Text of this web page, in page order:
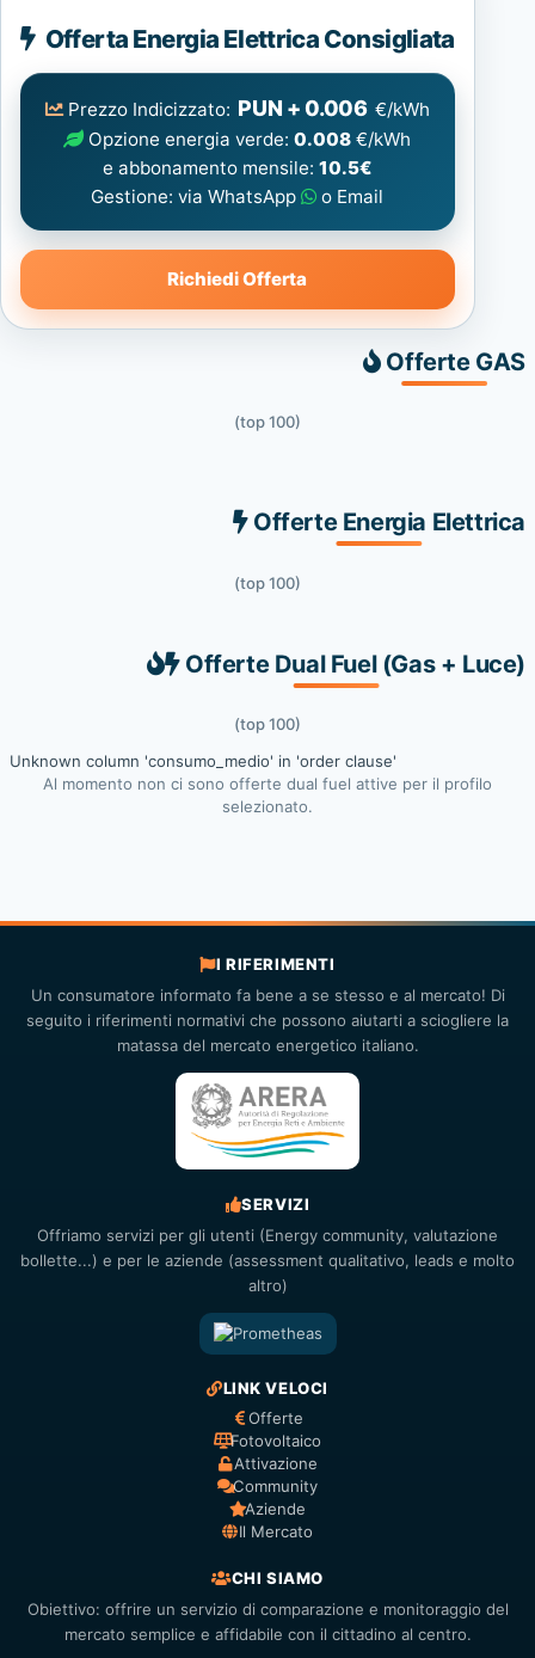
Energia
Elettrica
consigliata
Offerta Energia Elettrica Consigliata
Prezzo Indicizzato: PUN + 0.006 €/kWh
Opzione energia verde:0.008 €/kWh
e abbonamento mensile: 10.5€
Gestione: via WhatsApp
o Email
Richiedi Offerta
Offerte GAS
(top 100)
Offerte Energia Elettrica
(top 100)
Offerte Dual Fuel (Gas + Luce)
(top 100)
Unknown column 'consumo_medio' in 'order clause'
Al momento non ci sono offerte dual fuel attive per il profilo
selezionato.
I RIFERIMENTI
Un consumatore informato fa bene a se stesso e al mercato! Di
seguito i riferimenti normativi che possono aiutarti a sciogliere la
matassa del mercato energetico italiano.
SERVIZI
Offriamo servizi per gli utenti (Energy community, valutazione
bollette...) e per le aziende (assessment qualitativo, leads e molto
altro)
LINK VELOCI
Offerte
Fotovoltaico
Attivazione
Community
Aziende
Il Mercato
CHI SIAMO
Obiettivo: offrire un servizio di comparazione e monitoraggio del
mercato semplice e affidabile con il cittadino al centro.